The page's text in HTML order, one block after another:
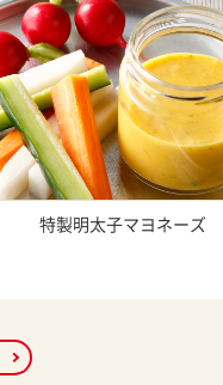
特製明太子マヨネーズ